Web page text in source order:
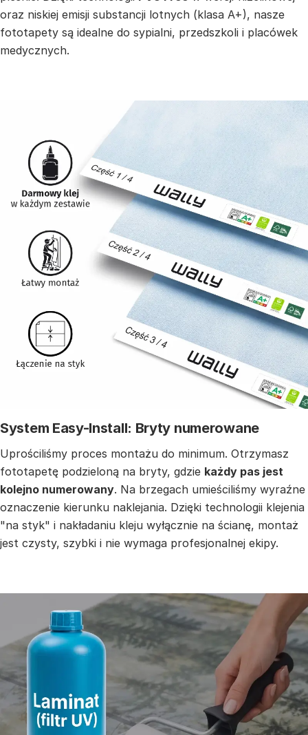
oraz niskiej emisji substancji lotnych (klasa A+), nasze
fototapety są idealne do sypialni, przedszkoli i placówek
medycznych.
System Easy-Install: Bryty numerowane
Uprościliśmy proces montażu do minimum. Otrzymasz
fototapetę podzieloną na bryty, gdzie każdy pas jest
kolejno numerowany. Na brzegach umieściliśmy wyraźne
oznaczenie kierunku naklejania. Dzięki technologii klejenia
"na styk" i nakładaniu kleju wyłącznie na ścianę, montaż
jest czysty, szybki i nie wymaga profesjonalnej ekipy.